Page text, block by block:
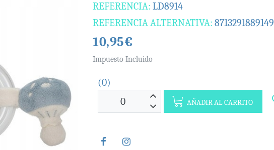
REFERENCIA: LD8914
REFERENCIA ALTERNATIVA: 8713291889149
10,95€
Impuesto Incluido
(0)
AÑADIR AL CARRITO